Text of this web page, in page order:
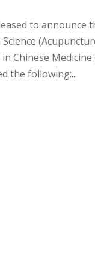
to
Chinese
the following:...